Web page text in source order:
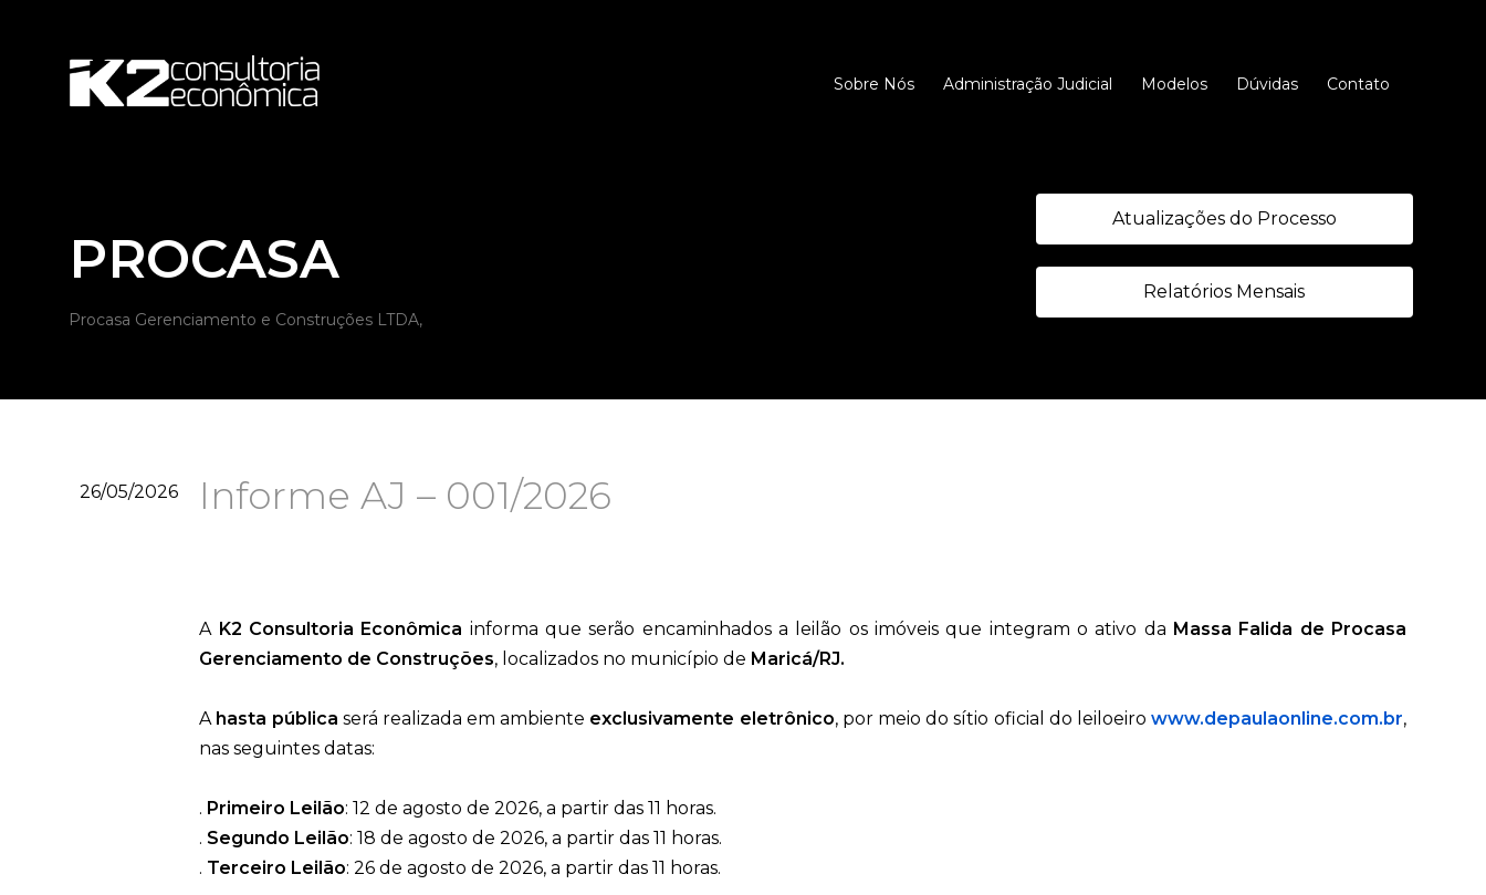
Sobre Nós Administração Judicial Modelos Dúvidas Contato
PROCASA
Procasa Gerenciamento e Construções LTDA,
Atualizações do Processo
Relatórios Mensais
26/05/2026 Informe AJ – 001/2026
A K2 Consultoria Econômica informa que serão encaminhados a leilão os imóveis que integram o ativo da Massa Falida de Procasa
Gerenciamento de Construções, localizados no município de Maricá/RJ.
A hasta pública será realizada em ambiente exclusivamente eletrônico, por meio do sítio oficial do leiloeirowww.depaulaonline.com.br,
nas seguintes datas:
. Primeiro Leilão: 12 de agosto de 2026, a partir das 11 horas.
. Segundo Leilão: 18 de agosto de 2026, a partir das 11 horas.
. Terceiro Leilão: 26 de agosto de 2026, a partir das 11 horas.